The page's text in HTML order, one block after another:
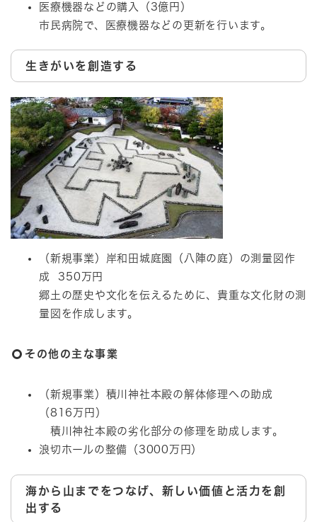
医療機器などの購入（3億円）
市民病院で、医療機器などの更新を行います。
生きがいを創造する
（新規事業）岸和田城庭園（八陣の庭）の測量図作
成 350万円
郷土の歴史や文化を伝えるために、貴重な文化財の測
量図を作成します。
その他の主な事業
（新規事業）積川神社本殿の解体修理への助成
（816万円）
積川神社本殿の劣化部分の修理を助成します。
浪切ホールの整備（3000万円）
海から山までをつなげ、新しい価値と活力を創
出する